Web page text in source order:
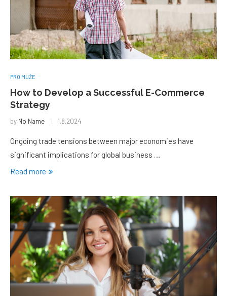
PRO MUŽE
How to Develop a Successful E-Commerce
Strategy
by No Name 1.8.2024
Ongoing trade tensions between major economies have
significant implications for global business …
Read more